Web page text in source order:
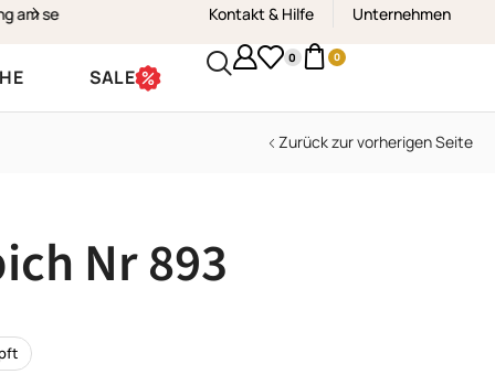
Kostenloser Versand &
Kontakt & Hilfe Unternehmen
SALE
0 0
Zurück zur vorherigen Seite
Nr 893